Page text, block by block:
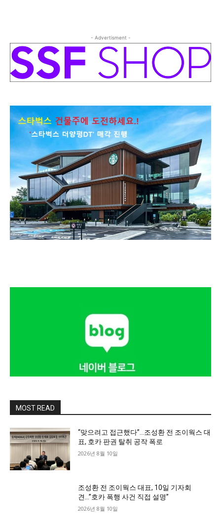
- Advertisment -
MOST READ
“맞으려고 접근했다”…조성환 전 조이웍스 대
표, 호카 판권 탈취 공작 폭로
2026년 8월 10일
조성환 전 조이웍스 대표, 10일 기자회
견…”호카 폭행 사건 직접 설명”
2026년 8월 10일